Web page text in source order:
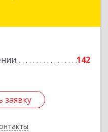
142
заявку
обл, Куйбышев г,
заявку